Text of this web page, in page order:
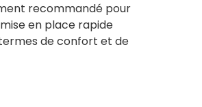
recommandé pour
mise en place rapide
de confort et de